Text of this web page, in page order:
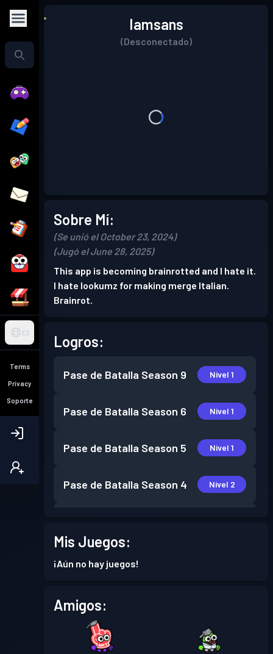
ES
Terms
Privacy
Soporte
Iamsans
(Desconectado)
Sobre Mí:
(Se unió el October 23, 2024)
(Jugó el June 28, 2025)
This app is becoming brainrotted and I hate it.
I hate lookumz for making merge Italian.
Brainrot.
Logros:
Pase de Batalla Season 9 Nivel 1
Pase de Batalla Season 6 Nivel 1
Pase de Batalla Season 5 Nivel 1
Pase de Batalla Season 4 Nivel 2
Pase de Batalla
Mis Juegos:
¡Aún no hay juegos!
Amigos: